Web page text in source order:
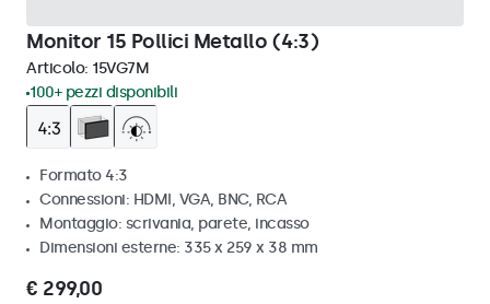
Monitor 15 Pollici Metallo (4:3)
Articolo: 15VG7M
100+ pezzi disponibili
Formato 4:3
Connessioni: HDMI, VGA, BNC, RCA
Montaggio: scrivania, parete, incasso
Dimensioni esterne: 335 x 259 x 38 mm
€ 299,00